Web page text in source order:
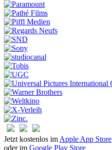
Jetzt kostenlos im Apple App Store
oder im Google Play Store